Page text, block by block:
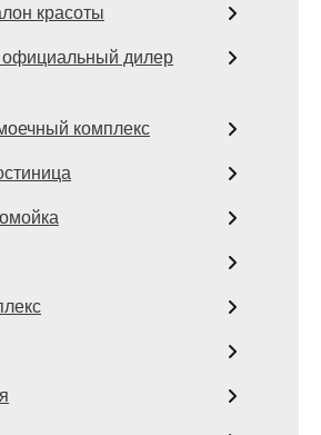
красоты
дилер
комплекс